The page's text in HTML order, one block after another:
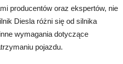
producentów oraz ekspertów, nie
Diesla różni się od silnika
wymagania dotyczące
pojazdu.